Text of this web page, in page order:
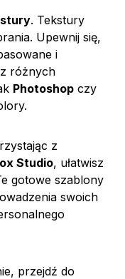
. Tekstury
Upewnij się,
i
różnych
Photoshop czy
z
Studio, ułatwisz
gotowe szablony
swoich
przejdź do